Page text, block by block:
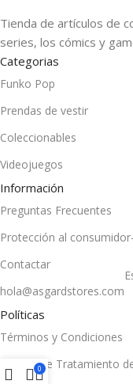
Tienda de artículos de
series, los cómics y
Categorias
Funko Pop
Prendas de vestir
Coleccionables
Videojuegos
Información
Preguntas Frecuentes
Protección al
Contactar
hola@asgardstores.com
Políticas
Términos y Condiciones
Política de Tratamiento
0